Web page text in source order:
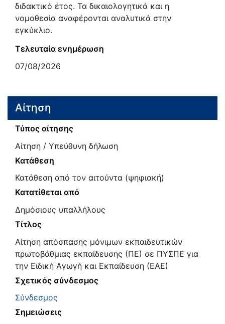
διδακτικό έτος. Τα δικαιολογητικά και η
νομοθεσία αναφέρονται αναλυτικά στην
εγκύκλιο.
Τελευταία ενημέρωση
07/08/2026
Αίτηση
Τύπος αίτησης
Αίτηση / Υπεύθυνη δήλωση
Κατάθεση
Κατάθεση από τον αιτούντα (ψηφιακή)
Κατατίθεται από
Δημόσιους υπαλλήλους
Τίτλος
Αίτηση απόσπασης μόνιμων εκπαιδευτικών
πρωτοβάθμιας εκπαίδευσης (ΠΕ) σε ΠΥΣΠΕ για
την Ειδική Αγωγή και Εκπαίδευση (ΕΑΕ)
Σχετικός σύνδεσμος
Σύνδεσμος
Σημειώσεις